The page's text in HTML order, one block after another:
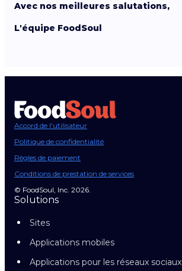
Avec nos meilleures salutations,
L'équipe FoodSoul
Accord de l'utilisateur
Politique de confidentialité
Règles de paiement
Conditions de prestation de services
© FoodSoul, Inc. 2026.
Solutions
Sites
Applications mobiles
Applications pour les réseaux sociaux